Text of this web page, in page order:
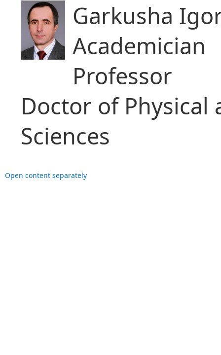
Garkusha
Academician
Professor
Doctor of
Sciences
Open content separately